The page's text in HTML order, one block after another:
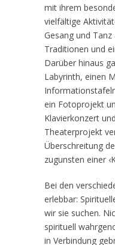
mit ihrem
vielfältige
Gesang und
Traditionen und
Darüber hinaus
Labyrinth, einen
ein Fotoprojekt
Klavierkonzert
Theaterprojekt
Überschreitung
zugunsten einer
Bei den
erlebbar:
wir sie suchen.
spirituell
in Verbindung